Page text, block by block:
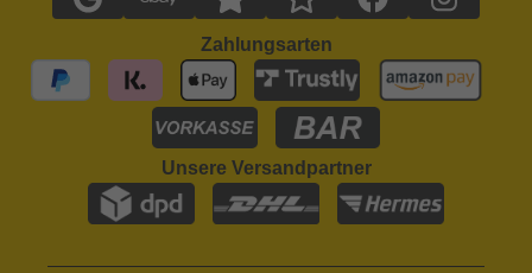
Zahlungsarten
Unsere Versandpartner